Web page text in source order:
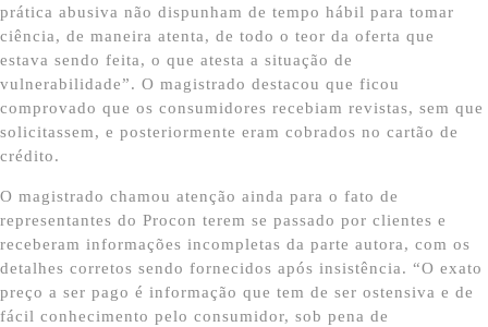
prática abusiva não dispunham de tempo hábil para tomar
ciência, de maneira atenta, de todo o teor da oferta que
estava sendo feita, o que atesta a situação de
vulnerabilidade”. O magistrado destacou que ficou
comprovado que os consumidores recebiam revistas, sem que
solicitassem, e posteriormente eram cobrados no cartão de
crédito.
O magistrado chamou atenção ainda para o fato de
representantes do Procon terem se passado por clientes e
receberam informações incompletas da parte autora, com os
detalhes corretos sendo fornecidos após insistência. “O exato
preço a ser pago é informação que tem de ser ostensiva e de
fácil conhecimento pelo consumidor, sob pena de